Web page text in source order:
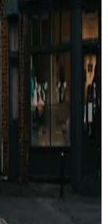
motori di
su ogni